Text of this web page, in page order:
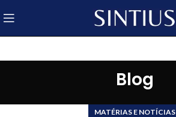
Blog
MATÉRIAS E NOTÍCIAS